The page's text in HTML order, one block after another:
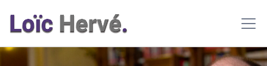
l'utilisation de cookies pour vous proposer des contenus et
services adaptés